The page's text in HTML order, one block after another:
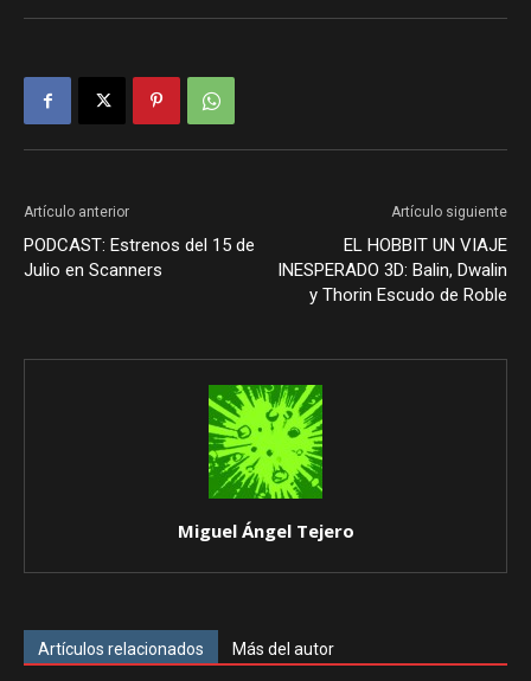
Artículo anterior
PODCAST: Estrenos del 15 de
Julio en Scanners
Artículo siguiente
EL HOBBIT UN VIAJE
INESPERADO 3D: Balin, Dwalin
y Thorin Escudo de Roble
Miguel Ángel Tejero
Artículos relacionados Más del autor